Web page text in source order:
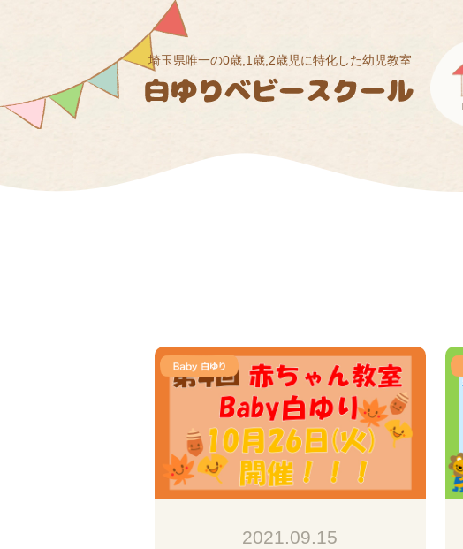
埼玉県唯一の0歳,1歳,2歳児に特化した幼児教室
2021.09.15